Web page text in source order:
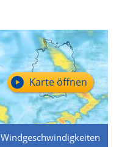
Windgeschwindigkeiten
Karte öffnen